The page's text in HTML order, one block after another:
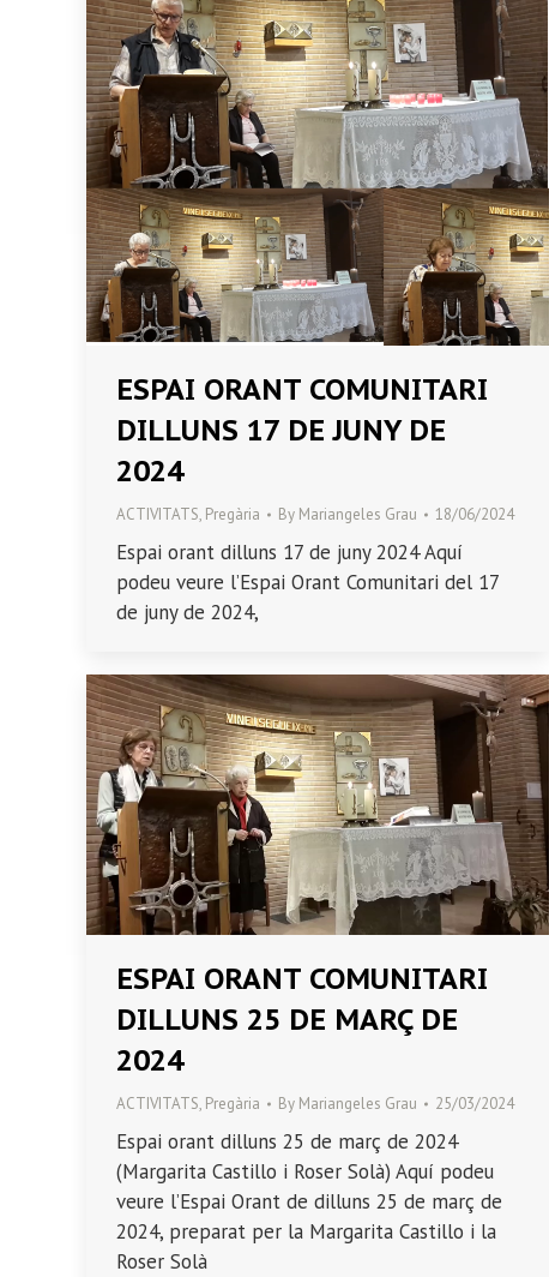
ESPAI ORANT COMUNITARI
DILLUNS 17 DE JUNY DE
2024
ACTIVITATS, Pregària By Mariangeles Grau 18/06/2024
Espai orant dilluns 17 de juny 2024 Aquí
podeu veure l’Espai Orant Comunitari del 17
de juny de 2024,
ESPAI ORANT COMUNITARI
DILLUNS 25 DE MARÇ DE
2024
ACTIVITATS, Pregària By Mariangeles Grau 25/03/2024
Espai orant dilluns 25 de març de 2024
(Margarita Castillo i Roser Solà) Aquí podeu
veure l’Espai Orant de dilluns 25 de març de
2024, preparat per la Margarita Castillo i la
Roser Solà